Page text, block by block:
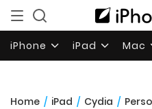
iPhone iPad Mac
Home / iPad / Cydia / Personalizza